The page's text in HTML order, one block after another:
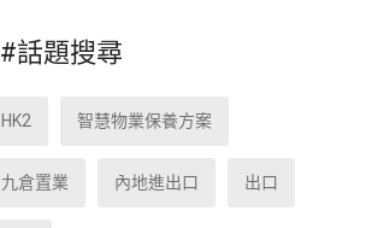
#話題搜尋
HK2 智慧物業保養方案
九倉置業 內地進出口 出口